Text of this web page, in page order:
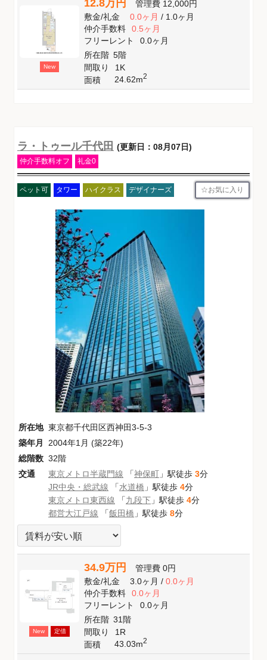
New
12.8万円 管理費 12,000円
敷金/礼金 0.0ヶ月/ 1.0ヶ月
仲介手数料
0.5ヶ月
フリーレント
0.0ヶ月
所在階 5階
間取り
1K
面積
24.62m2
ラ・トゥール千代田 (更新日：08月07日)
仲介手数料オフ 礼金0
ペット可 タワー ハイクラス デザイナーズ お気に入り
所在地 東京都千代田区西神田3-5-3
築年月
2004年1月 (築22年)
総階数 32階
交通
東京メトロ半蔵門線 「神保町 」駅徒歩 3分
JR中央・総武線 「水道橋 」駅徒歩 4分
東京メトロ東西線 「九段下 」駅徒歩 4分
都営大江戸線 「飯田橋 」駅徒歩 8分
New 定借
34.9万円 管理費 0円
敷金/礼金 3.0ヶ月/ 0.0ヶ月
仲介手数料
0.0ヶ月
フリーレント
0.0ヶ月
所在階 31階
間取り
1R
面積
43.03m2